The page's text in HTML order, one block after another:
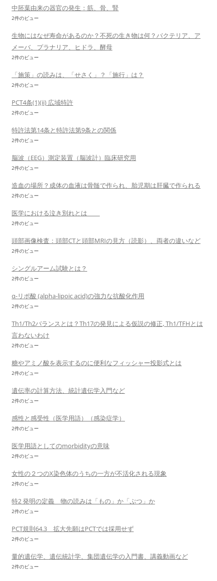
中胚葉由来の器官の発生：筋、骨、腎
2件のビュー
生物にはなぜ寿命があるのか？不死の生き物は何？バクテリア、ア
メーバ、プラナリア、ヒドラ、酵母
2件のビュー
「施策」の読みは、「せさく」？「施行」は？
2件のビュー
PCT4条(1)(ii) 広域特許
2件のビュー
特許法第14条と特許法第9条との関係
2件のビュー
脳波（EEG）測定装置（脳波計）臨床研究用
2件のビュー
造血の場所？成体の血液は骨髄で作られ、胎児期は肝臓で作られる
2件のビュー
医学における泣き別れとは
2件のビュー
頭部画像検査：頭部CTと頭部MRIの見方（読影）、両者の違いなど
2件のビュー
シングルアーム試験とは？
2件のビュー
α-リポ酸 (alpha-lipoic acid)の強力な抗酸化作用
2件のビュー
Th1/Th2バランスとは？Th17の発見による仮説の修正, Th1/TFHとは
言わないわけ
2件のビュー
糖やアミノ酸を表示するのに便利なフィッシャー投影式とは
2件のビュー
遺伝率の計算方法、統計遺伝学入門など
2件のビュー
感性と感受性（医学用語）（感染症学）
2件のビュー
医学用語としてのmorbidityの意味
2件のビュー
女性の２つのX染色体のうちの一方が不活化される現象
2件のビュー
特2 発明の定義 物の読みは「もの」か「ぶつ」か
2件のビュー
PCT規則64.3 拡大先願はPCTでは採用せず
2件のビュー
量的遺伝学、遺伝統計学、集団遺伝学の入門書、講義動画など
2件のビュー